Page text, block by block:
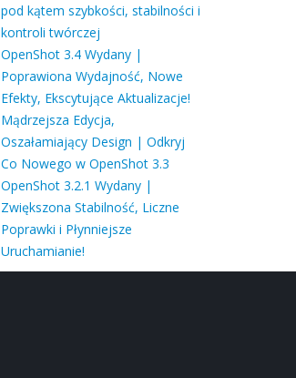
pod kątem szybkości, stabilności i
kontroli twórczej
OpenShot 3.4 Wydany |
Poprawiona Wydajność, Nowe
Efekty, Ekscytujące Aktualizacje!
Mądrzejsza Edycja,
Oszałamiający Design | Odkryj
Co Nowego w OpenShot 3.3
OpenShot 3.2.1 Wydany |
Zwiększona Stabilność, Liczne
Poprawki i Płynniejsze
Uruchamianie!